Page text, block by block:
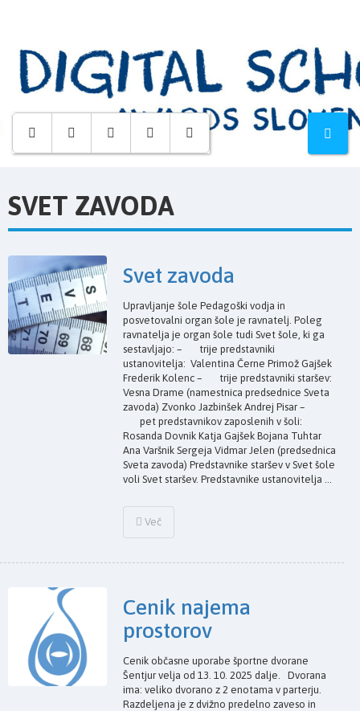
SVET ZAVODA
Svet zavoda
Upravljanje šole Pedagoški vodja in
posvetovalni organ šole je ravnatelj. Poleg
ravnatelja je organ šole tudi Svet šole, ki ga
sestavljajo: – trije predstavniki
ustanovitelja: Valentina Černe Primož Gajšek
Frederik Kolenc – trije predstavniki staršev:
Vesna Drame (namestnica predsednice Sveta
zavoda) Zvonko Jazbinšek Andrej Pisar –
pet predstavnikov zaposlenih v šoli:
Rosanda Dovnik Katja Gajšek Bojana Tuhtar
Ana Varšnik Sergeja Vidmar Jelen (predsednica
Sveta zavoda) Predstavnike staršev v Svet šole
voli Svet staršev. Predstavnike ustanovitelja ...
Več
Cenik najema
prostorov
Cenik občasne uporabe športne dvorane
Šentjur velja od 13. 10. 2025 dalje. Dvorana
ima: veliko dvorano z 2 enotama v parterju.
Razdeljena je z dvižno predelno zaveso in